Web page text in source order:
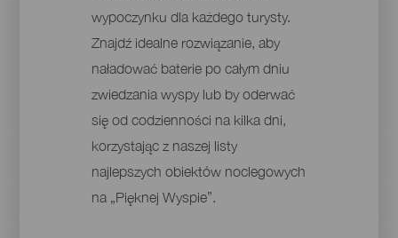
wypoczynku dla każdego turysty.
Znajdź idealne rozwiązanie, aby
naładować baterie po całym dniu
zwiedzania wyspy lub by oderwać
się od codzienności na kilka dni,
korzystając z naszej listy
najlepszych obiektów noclegowych
na „Pięknej Wyspie”.